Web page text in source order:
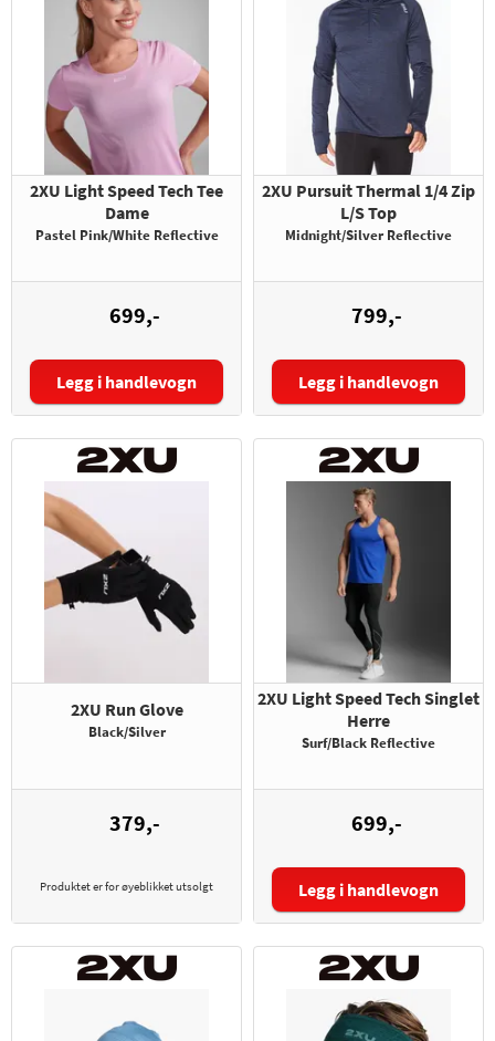
2XU Light Speed Tech Tee
Dame
Pastel Pink/White Reflective
699,-
Størrelse:
Legg i handlevogn
2XU Pursuit Thermal 1/4 Zip
L/S Top
Midnight/Silver Reflective
799,-
Størrelse:
Legg i handlevogn
2XU Run Glove
Black/Silver
379,-
Produktet er for øyeblikket utsolgt
2XU Light Speed Tech Singlet
Herre
Surf/Black Reflective
699,-
Størrelse:
Legg i handlevogn